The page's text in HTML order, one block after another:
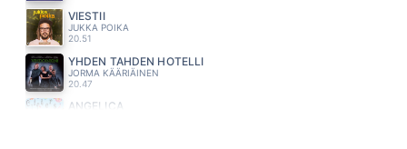
VIESTII
JUKKA POIKA
20.51
YHDEN TAHDEN HOTELLI
JORMA KÄÄRIÄINEN
20.47
ANGELICA